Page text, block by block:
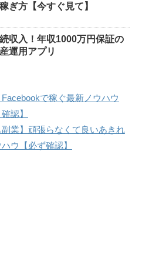
ぎ方【今すぐ見て】
収入！年収1000万円保証の
運用アプリ
Facebookで稼ぐ最新ノウハウ
認】
副業】頑張らなくて良いあきれ
ウ【必ず確認】